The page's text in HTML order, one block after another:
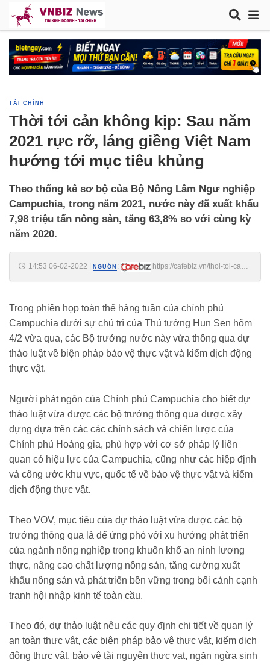
TÀI CHÍNH
Thời tới cản không kịp: Sau năm
2021 rực rỡ, láng giềng Việt Nam
hướng tới mục tiêu khủng
Theo thống kê sơ bộ của Bộ Nông Lâm Ngư nghiệp
Campuchia, trong năm 2021, nước này đã xuất khẩu
7,98 triệu tấn nông sản, tăng 63,8% so với cùng kỳ
năm 2020.
14:53 06-02-2022 NGUỒN :
https://cafebiz.vn/thoi-toi-can-
Trong phiên họp toàn thể hàng tuần của chính phủ
Campuchia dưới sự chủ trì của Thủ tướng Hun Sen hôm
4/2 vừa qua, các Bộ trưởng nước này vừa thông qua dự
thảo luật về biện pháp bảo vệ thực vật và kiểm dịch động
thực vật.
Người phát ngôn của Chính phủ Campuchia cho biết dự
thảo luật vừa được các bộ trưởng thông qua được xây
dựng dựa trên các các chính sách và chiến lược của
Chính phủ Hoàng gia, phù hợp với cơ sở pháp lý liên
quan có hiệu lực của Campuchia, cũng như các hiệp định
và công ước khu vực, quốc tế về bảo vệ thực vật và kiểm
dịch động thực vật.
Theo VOV, mục tiêu của dự thảo luật vừa được các bộ
trưởng thông qua là để ứng phó với xu hướng phát triển
của ngành nông nghiệp trong khuôn khổ an ninh lương
thực, nâng cao chất lượng nông sản, tăng cường xuất
khẩu nông sản và phát triển bền vững trong bối cảnh cạnh
tranh hội nhập kinh tế toàn cầu.
Theo đó, dự thảo luật nêu các quy định chi tiết về quan lý
an toàn thực vật, các biện pháp bảo vệ thực vật, kiểm dịch
động thực vật, bảo vệ tài nguyên thực vạt, ngăn ngừa sinh